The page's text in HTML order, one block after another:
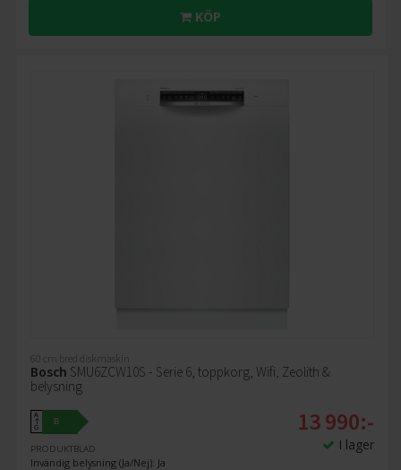
KÖP
60 cm bred diskmaskin
Bosch SMU6ZCW10S - Serie 6, toppkorg, Wifi, Zeolith &
belysning
A
↑
G
B
PRODUKTBLAD
Invändig belysning (Ja/Nej): Ja
13 990:-
I lager